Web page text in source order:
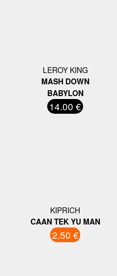
LEROY KING
MASH DOWN
BABYLON
14.00 €
KIPRICH
CAAN TEK YU MAN
2.50 €